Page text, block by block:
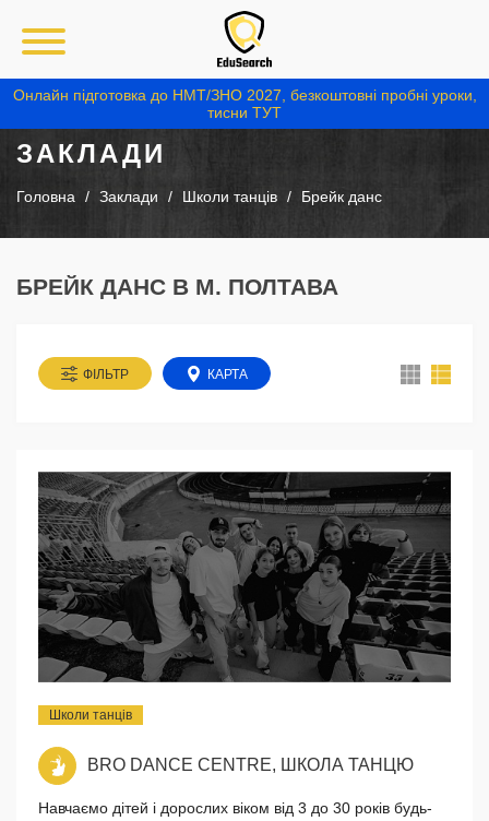
Онлайн підготовка до НМТ/ЗНО 2027, безкоштовні пробні уроки,
тисни ТУТ
ЗАКЛАДИ
Головна Заклади Школи танців Брейк данс
БРЕЙК ДАНС В М. ПОЛТАВА
ФІЛЬТР КАРТА
Школи танців
BRO DANCE CENTRE, ШКОЛА ТАНЦЮ
Навчаємо дітей і дорослих віком від 3 до 30 років будь-